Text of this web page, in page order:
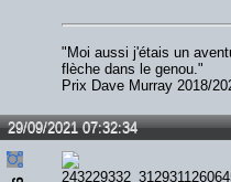
"Moi aussi j'étais un
flèche dans le genou."
Prix Dave Murray 2018/
29/09/2021 07:32:34